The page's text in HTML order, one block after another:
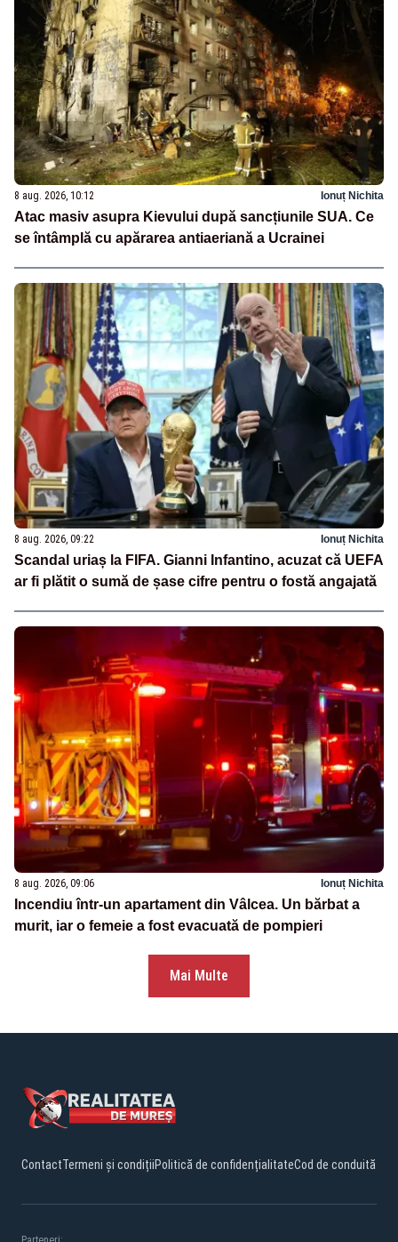
8 aug. 2026, 10:12 Ionuț Nichita
Atac masiv asupra Kievului după sancțiunile SUA. Ce
se întâmplă cu apărarea antiaeriană a Ucrainei
8 aug. 2026, 09:22 Ionuț Nichita
Scandal uriaș la FIFA. Gianni Infantino, acuzat că UEFA
ar fi plătit o sumă de șase cifre pentru o fostă angajată
8 aug. 2026, 09:06 Ionuț Nichita
Incendiu într-un apartament din Vâlcea. Un bărbat a
murit, iar o femeie a fost evacuată de pompieri
Mai Multe
ContactTermeni și condițiiPolitică de confidențialitateCod de conduită